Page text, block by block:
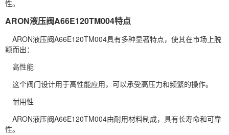
性。
ARON液压阀A66E120TM004特点
ARON液压阀A66E120TM004具有多种显著特点，使其在市场上脱
颖而出：
高性能
这个阀门设计用于高性能应用，可以承受高压力和频繁的操作。
耐用性
ARON液压阀A66E120TM004由耐用材料制成，具有长寿命和可靠
性。